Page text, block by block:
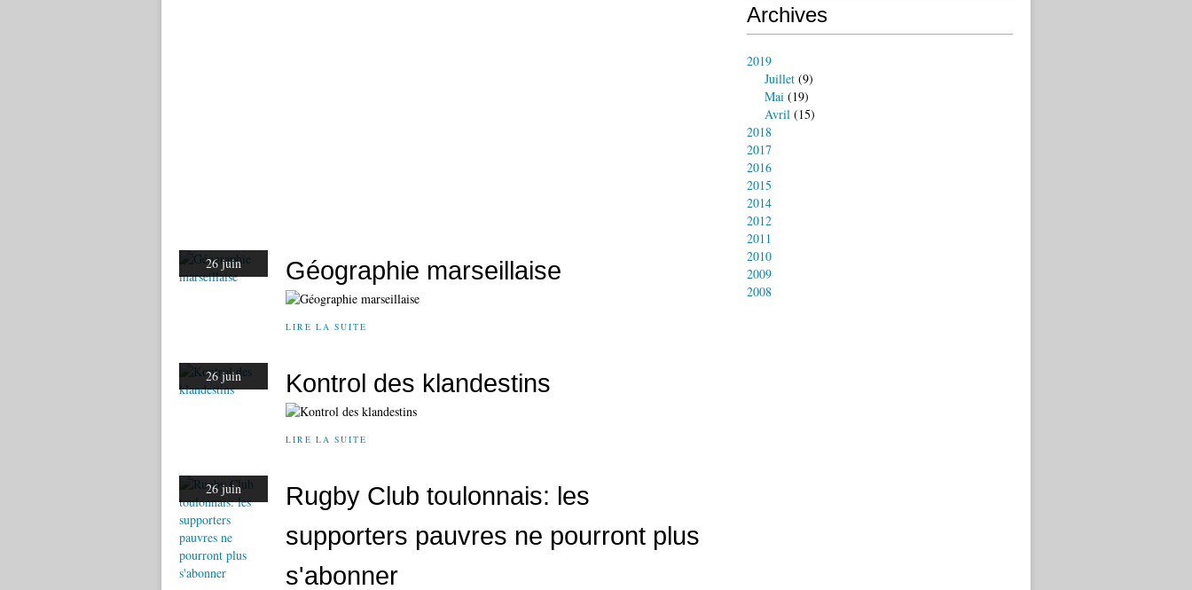
26 juin Géographie marseillaise
LIRE LA SUITE
26 juin Kontrol des klandestins
LIRE LA SUITE
26 juin
Rugby Club toulonnais: les
supporters pauvres ne pourront plus
s'abonner
Archives
2019
Juillet (9)
Mai (19)
Avril (15)
2018
2017
2016
2015
2014
2012
2011
2010
2009
2008